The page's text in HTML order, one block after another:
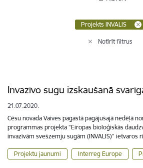
Projekts INVALIS
Notīrīt filtrus
Invazīvo sugu izskaušanā
21.07.2020.
Cēsu novada Vaives pagastā pagājušajā nedēļā
programmas projekta “Eiropas bioloģiskās
invazīvām svešzemju sugām (INVALIS)” ietvaros
Projektu jaunumi Interreg Europe